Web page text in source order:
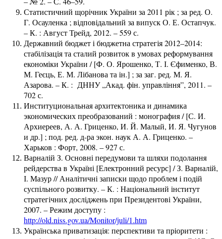
Статистичний щорічник України за 2011 рік ; за ред. О.
Г. Осауленка ; відповідальний за випуск О. Е. Остапчук.
– К. : Август Трейд, 2012. – 559 с.
Державний бюджет і бюджетна стратегія 2012–2014:
стабілізація та сталий розвиток в умовах реформування
економіки України / [Ф. О. Ярошенко, Т. І. Єфименко, В.
М. Геєць, Е. М. Лібанова та ін.] ; за заг. ред. М. Я.
Азарова. – К. : ДННУ „Акад. фін. управління”, 2011. –
702 с.
Институциональная архитектоника и динамика
экономических преобразований : монография / [С. И.
Архиереев, А. А. Гриценко, И. Й. Малый, И. Я. Чугунов
и др.] ; под. ред. д-ра экон. наук А. А. Гриценко. –
Харьков : Форт, 2008. – 927 с.
Варналій З. Основні передумови та шляхи подолання
рейдерства в Україні [Електронний ресурс] / З. Варналій,
І. Мазур // Аналітичні записки щодо проблем і подій
суспільного розвитку. – К. : Національний інститут
стратегічних досліджень при Президентові України,
2007. – Режим доступу :
http://old.niss.gov.ua/Monitor/juli/1.htm
Українська приватизація: перспективи та пріоритети :